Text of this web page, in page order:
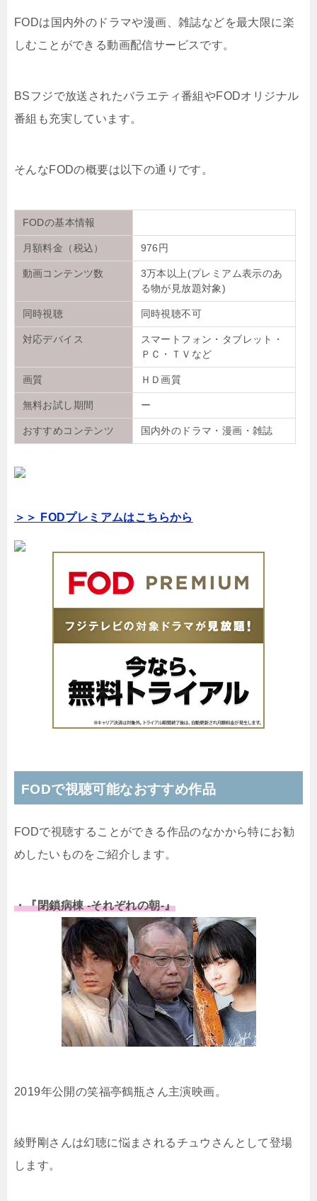
FODは国内外のドラマや漫画、雑誌などを最大限に楽
しむことができる動画配信サービスです。
BSフジで放送されたバラエティ番組やFODオリジナル
番組も充実しています。
そんなFODの概要は以下の通りです。
FODの基本情報
月額料金（税込） 976円
動画コンテンツ数
3万本以上(プレミアム表示のあ
る物が見放題対象)
同時視聴 同時視聴不可
対応デバイス
スマートフォン・タブレット・
ＰＣ・ＴＶなど
画質 ＨＤ画質
無料お試し期間 ー
おすすめコンテンツ 国内外のドラマ・漫画・雑誌
＞＞ FODプレミアムはこちらから
FODで視聴可能なおすすめ作品
FODで視聴することができる作品のなかから特にお勧
めしたいものをご紹介します。
・『閉鎖病棟 -それぞれの朝-』
2019年公開の笑福亭鶴瓶さん主演映画。
綾野剛さんは幻聴に悩まされるチュウさんとして登場
します。